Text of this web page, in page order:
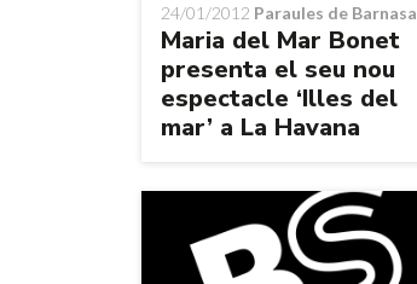
24/01/2012 Paraules de Barnasants
Maria del Mar Bonet
presenta el seu nou
espectacle ‘Illes del
mar’ a La Havana